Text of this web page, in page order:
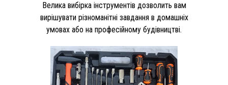
Велика вибірка інструментів дозволить вам
вирішувати різноманітні завдання в домашніх
умовах або на професійному будівництві.